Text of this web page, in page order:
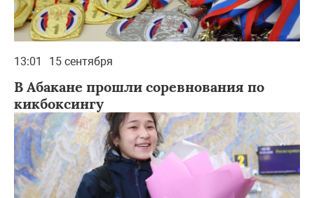
13:01 15 сентября
В Абакане прошли соревнования по
кикбоксингу